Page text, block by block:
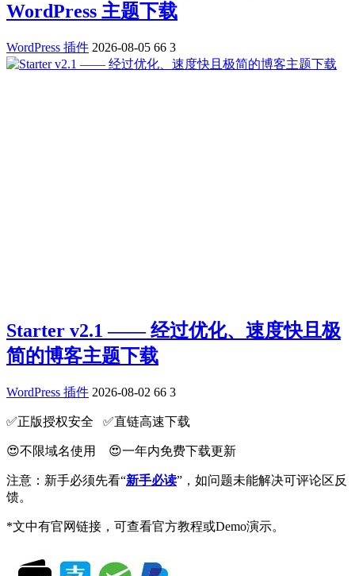
WordPress 主题下载
WordPress 插件 2026-08-05 66 3
Starter v2.1 —— 经过优化、速度快且极
简的博客主题下载
WordPress 插件 2026-08-02 66 3
✅️正版授权安全 ✅️直链高速下载
😍不限域名使用 😍一年内免费下载更新
注意：新手必须先看“新手必读”，如问题未能解决可评论区反
馈。
*文中有官网链接，可查看官方教程或Demo演示。